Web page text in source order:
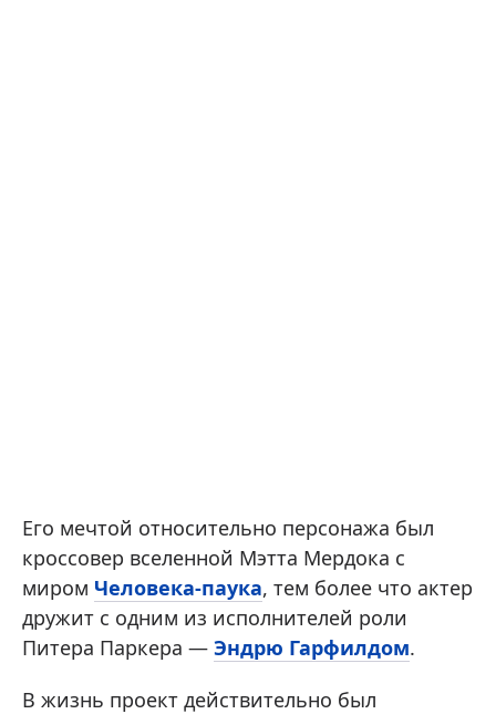
Его мечтой относительно персонажа был
кроссовер вселенной Мэтта Мердока с
миром Человека-паука, тем более что актер
дружит с одним из исполнителей роли
Питера Паркера — Эндрю Гарфилдом.
В жизнь проект действительно был